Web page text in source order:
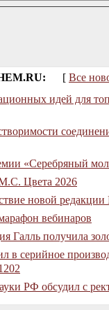
[ Все
идей для
«Серебряный
Цвета 2026
новой
вебинаров
Галль получила
в серийное
РФ обсудил с